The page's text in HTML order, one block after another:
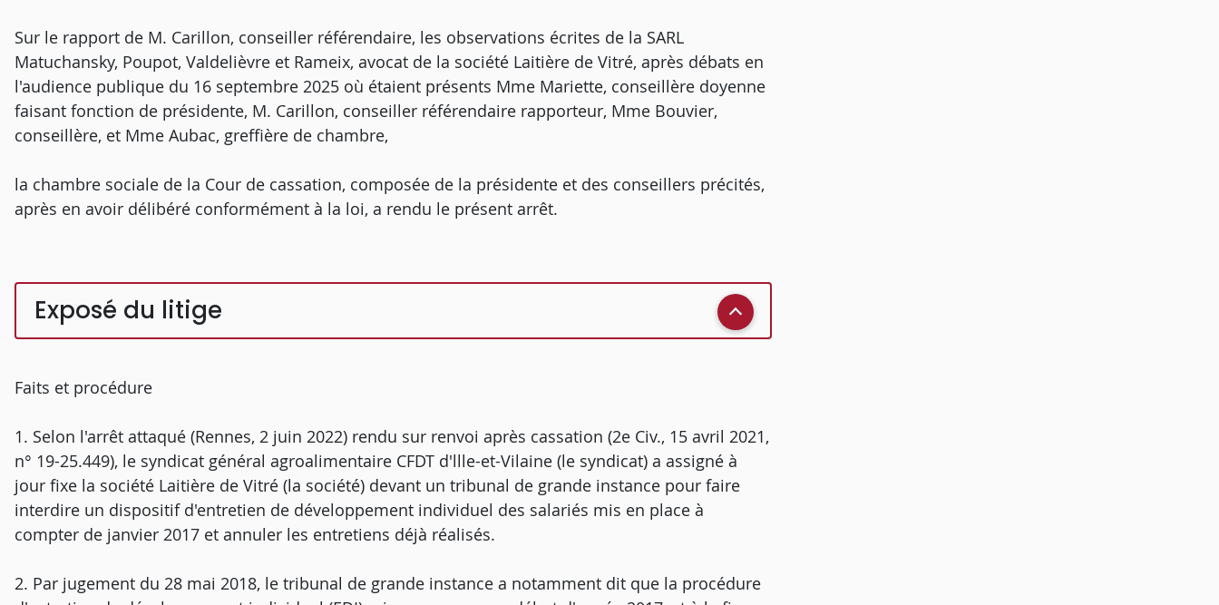
Sur le rapport de M. Carillon, conseiller référendaire, les observations écrites de la SARL
Matuchansky, Poupot, Valdelièvre et Rameix, avocat de la société Laitière de Vitré, après débats en
l'audience publique du 16 septembre 2025 où étaient présents Mme Mariette, conseillère doyenne
faisant fonction de présidente, M. Carillon, conseiller référendaire rapporteur, Mme Bouvier,
conseillère, et Mme Aubac, greffière de chambre,
la chambre sociale de la Cour de cassation, composée de la présidente et des conseillers précités,
après en avoir délibéré conformément à la loi, a rendu le présent arrêt.
Exposé du litige
Faits et procédure
1. Selon l'arrêt attaqué (Rennes, 2 juin 2022) rendu sur renvoi après cassation (2e Civ., 15 avril 2021,
n° 19-25.449), le syndicat général agroalimentaire CFDT d'llle-et-Vilaine (le syndicat) a assigné à
jour fixe la société Laitière de Vitré (la société) devant un tribunal de grande instance pour faire
interdire un dispositif d'entretien de développement individuel des salariés mis en place à
compter de janvier 2017 et annuler les entretiens déjà réalisés.
2. Par jugement du 28 mai 2018, le tribunal de grande instance a notamment dit que la procédure